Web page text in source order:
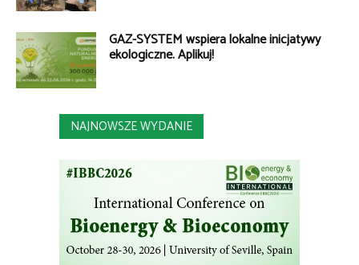
GAZ-SYSTEM wspiera lokalne inicjatywy
ekologiczne. Aplikuj!
NAJNOWSZE WYDANIE